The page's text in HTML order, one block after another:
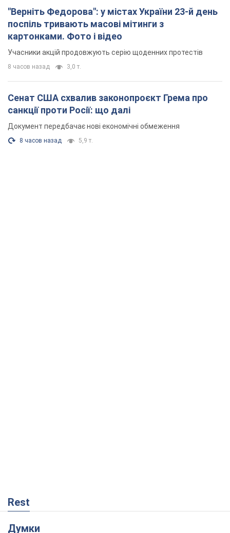
"Верніть Федорова": у містах України 23-й день
поспіль тривають масові мітинги з
картонками. Фото і відео
Учасники акцій продовжують серію щоденних протестів
8 часов назад 3,0 т.
Сенат США схвалив законопроєкт Грема про
санкції проти Росії: що далі
Документ передбачає нові економічні обмеження
8 часов назад 5,9 т.
Rest
Думки